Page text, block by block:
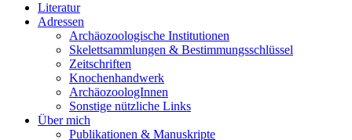
Literatur
Adressen
Archäozoologische Institutionen
Skelettsammlungen & Bestimmungsschlüssel
Zeitschriften
Knochenhandwerk
ArchäozoologInnen
Sonstige nützliche Links
Über mich
Publikationen & Manuskripte